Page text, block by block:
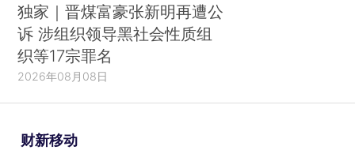
独家｜晋煤富豪张新明再遭公
诉 涉组织领导黑社会性质组
织等17宗罪名
2026年08月08日
财新移动